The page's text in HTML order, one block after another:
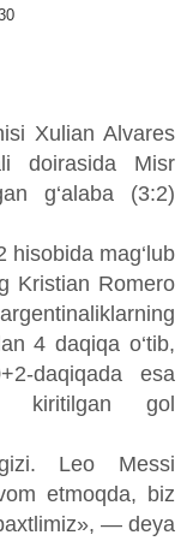
Xulian Alvares
doirasida Misr
g‘alaba (3:2)
hisobida mag‘lub
Kristian Romero
4 daqiqa o‘tib,
daqiqada esa
kiritilgan gol
Leo Messi
etmoqda, biz
— deya